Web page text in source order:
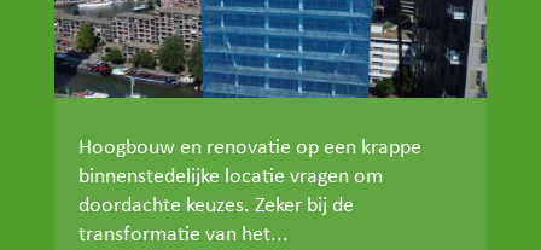
Hoogbouw en renovatie op een krappe
binnenstedelijke locatie vragen om
doordachte keuzes. Zeker bij de
transformatie van het...